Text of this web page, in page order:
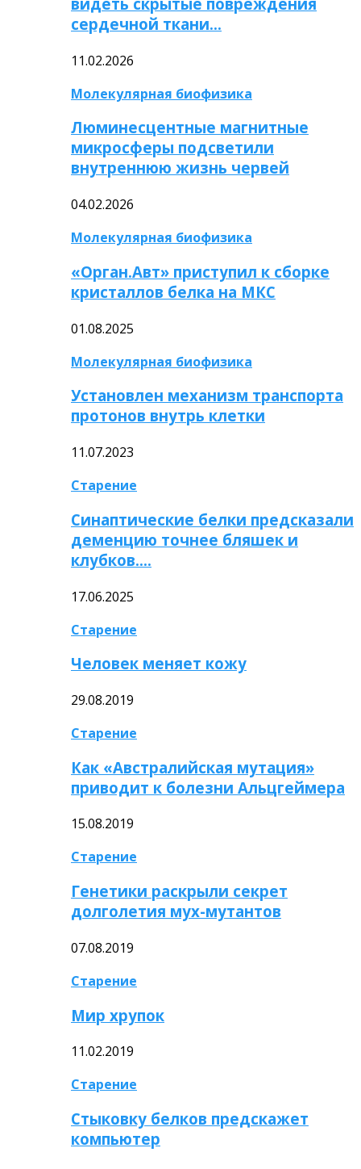
сердечной ткани…
11.02.2026
Молекулярная биофизика
Люминесцентные магнитные
микросферы подсветили
внутреннюю жизнь червей
04.02.2026
Молекулярная биофизика
«Орган.Авт» приступил к сборке
кристаллов белка на МКС
01.08.2025
Молекулярная биофизика
Установлен механизм транспорта
протонов внутрь клетки
11.07.2023
Старение
Синаптические белки предсказали
деменцию точнее бляшек и
клубков….
17.06.2025
Старение
Человек меняет кожу
29.08.2019
Старение
Как «Австралийская мутация»
приводит к болезни Альцгеймера
15.08.2019
Старение
Генетики раскрыли секрет
долголетия мух-мутантов
07.08.2019
Старение
Мир хрупок
11.02.2019
Старение
Стыковку белков предскажет
компьютер